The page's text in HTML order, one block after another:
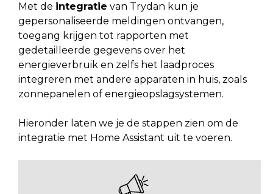
Met de integratie van Trydan kun je
gepersonaliseerde meldingen ontvangen,
toegang krijgen tot rapporten met
gedetailleerde gegevens over het
energieverbruik en zelfs het laadproces
integreren met andere apparaten in huis, zoals
zonnepanelen of energieopslagsystemen.
Hieronder laten we je de stappen zien om de
integratie met Home Assistant uit te voeren.